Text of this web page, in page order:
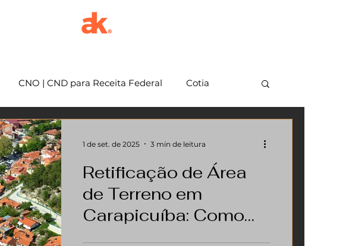
CNO | CND para Receita Federal Cotia
Vargem Grande Paulista
Retificação de Área
de Terreno em
Carapicuíba: Como
Você sabia que muitos terrenos em
1 de set. de 2025 3 min de leitura